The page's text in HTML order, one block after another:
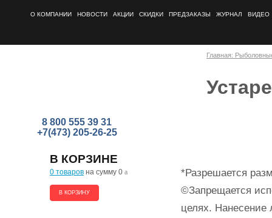
О КОМПАНИИ НОВОСТИ АКЦИИ СКИДКИ ПРЕДЗАКАЗЫ ЖУРНАЛ ВИДЕО
8 800 555 39 31
+7(473) 205-26-25
В КОРЗИНЕ
0 товаров на сумму 0 a
В КОРЗИНУ
Главная:
*Разрешается
©Запрещается
целях. Нанесение